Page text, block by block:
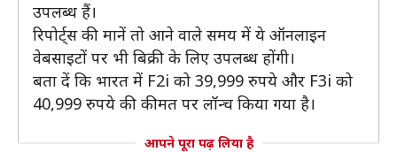
उपलब्ध हैं।
रिपोर्ट्स की मानें तो आने वाले समय में ये ऑनलाइन
वेबसाइटों पर भी बिक्री के लिए उपलब्ध होंगी।
बता दें कि भारत में F2i को 39,999 रुपये और F3i को
40,999 रुपये की कीमत पर लॉन्च किया गया है।
आपने पूरा पढ़ लिया है